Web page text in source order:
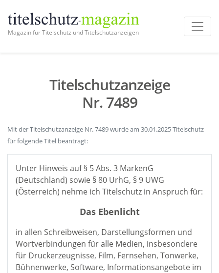
Magazin für Titelschutz und Titelschutzanzeigen
Titelschutzanzeige
Nr. 7489
Mit der Titelschutzanzeige Nr. 7489 wurde am 30.01.2025 Titelschutz
für folgende Titel beantragt:
Unter Hinweis auf § 5 Abs. 3 MarkenG
(Deutschland) sowie § 80 UrhG, § 9 UWG
(Österreich) nehme ich Titelschutz in Anspruch für:
Das Ebenlicht
in allen Schreibweisen, Darstellungsformen und
Wortverbindungen für alle Medien, insbesondere
für Druckerzeugnisse, Film, Fernsehen, Tonwerke,
Bühnenwerke, Software, Informationsangebote im